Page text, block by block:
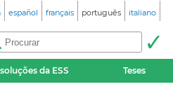
español français português italiano
da ESS Teses